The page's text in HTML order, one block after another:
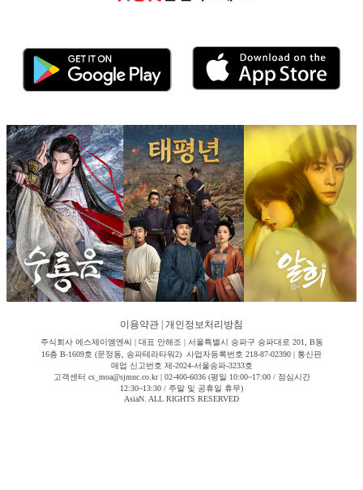
이용약관 개인정보처리방침
주식회사 에스제이엠엔씨 | 대표 안해조 | 서울특별시 송파구 송파대로 201, B동
16층 B-1609호 (문정동, 송파테라타워2) 사업자등록번호 218-87-02390 | 통신판
매업 신고번호 제-2024-서울송파-3233호
고객센터 cs_moa@sjmnc.co.kr | 02-400-6036 (평일 10:00~17:00 / 점심시간
12:30~13:30 / 주말 및 공휴일 휴무)
AsiaN. ALL RIGHTS RESERVED